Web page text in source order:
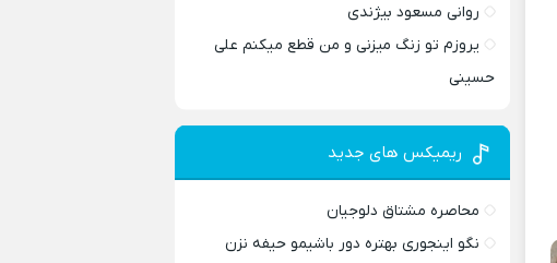
روانی مسعود بیژندی
یروزم تو زنگ میزنی و من قطع میکنم علی
حسینی
ریمیکس های جدید
محاصره مشتاق دلوجیان
نگو اینجوری بهتره دور باشیمو حیفه نزن